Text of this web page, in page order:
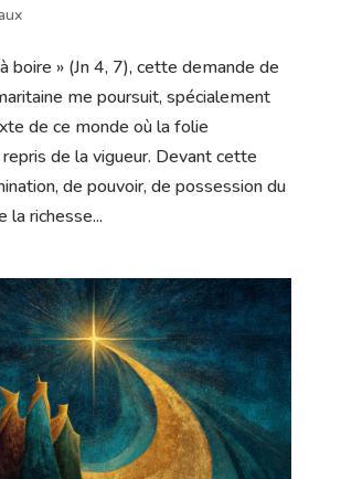
boire » (Jn 4, 7), cette demande de
me poursuit, spécialement
de ce monde où la folie
de la vigueur. Devant cette
de pouvoir, de possession du
richesse...